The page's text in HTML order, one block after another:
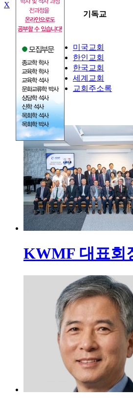
X
뉴스
기독교
사회
국제
미국교회
한인교회
한국교회
세계교회
교회주소록
KWMF 대표회